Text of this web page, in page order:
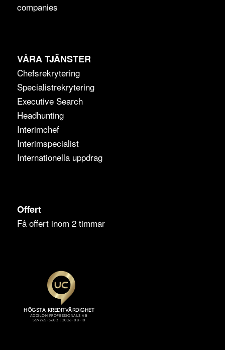
companies
VÅRA TJÄNSTER
Chefsrekrytering
Specialistrekrytering
Executive Search
Headhunting
Interimchef
Interimspecialist
Internationella uppdrag
Offert
Få offert inom 2 timmar